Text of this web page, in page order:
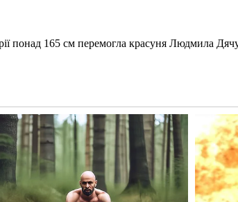
понад 165 см перемогла красуня Людмила